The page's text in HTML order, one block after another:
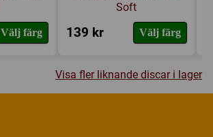
Välj färg
Soft
139 kr Välj färg
Visa fler liknande discar i lager